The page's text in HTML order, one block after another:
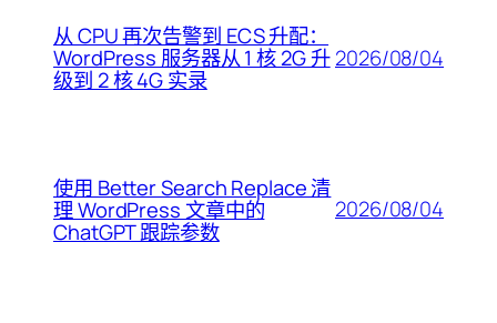
从 CPU 再次告警到 ECS 升配：
WordPress 服务器从 1 核 2G 升
级到 2 核 4G 实录
2026/08/04
使用 Better Search Replace 清
理 WordPress 文章中的
ChatGPT 跟踪参数
2026/08/04